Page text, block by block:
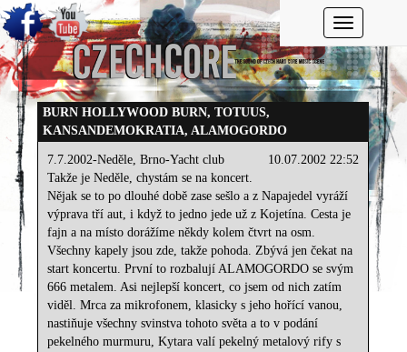
Toggle
BURN HOLLYWOOD BURN, TOTUUS,
KANSANDEMOKRATIA, ALAMOGORDO
10.07.2002 22:52
7.7.2002-Neděle, Brno-Yacht club
Takže je Neděle, chystám se na koncert.
Nějak se to po dlouhé době zase sešlo a z Napajedel vyráží
výprava tří aut, i když to jedno jede už z Kojetína. Cesta je
fajn a na místo dorážíme někdy kolem čtvrt na osm.
Všechny kapely jsou zde, takže pohoda. Zbývá jen čekat na
start koncertu. První to rozbalují ALAMOGORDO se svým
666 metalem. Asi nejlepší koncert, co jsem od nich zatím
viděl. Mrca za mikrofonem, klasicky s jeho hořící vanou,
nastiňuje všechny svinstva tohoto světa a to v podání
pekelného murmuru, Kytara valí pekelný metalový rify s